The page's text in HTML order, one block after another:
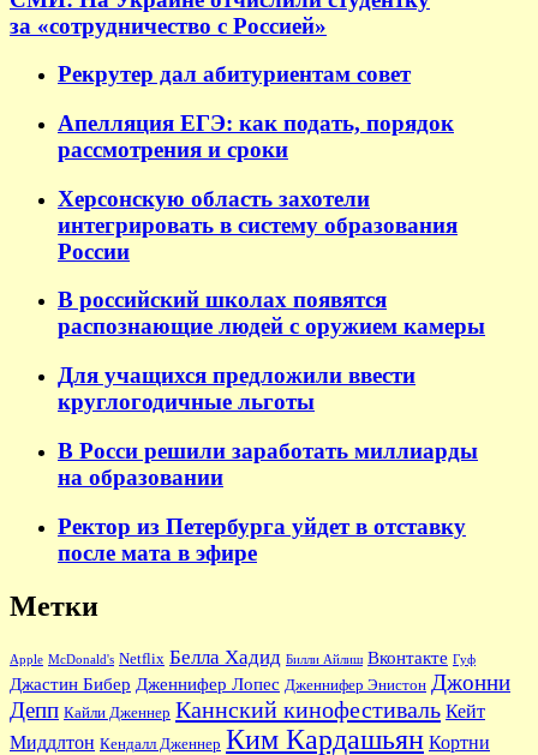
за «сотрудничество с Россией»
Рекрутер дал абитуриентам совет
Апелляция ЕГЭ: как подать, порядок
рассмотрения и сроки
Херсонскую область захотели
интегрировать в систему образования
России
В российский школах появятся
распознающие людей с оружием камеры
Для учащихся предложили ввести
круглогодичные льготы
В Росси решили заработать миллиарды
на образовании
Ректор из Петербурга уйдет в отставку
после мата в эфире
Метки
Apple McDonald's Netflix Белла Хадид Билли Айлиш Вконтакте Гуф
Джастин Бибер Дженнифер Лопес Дженнифер Энистон Джонни
Депп Кайли Дженнер Каннский кинофестиваль Кейт
Миддлтон Кендалл Дженнер Ким Кардашьян Кортни